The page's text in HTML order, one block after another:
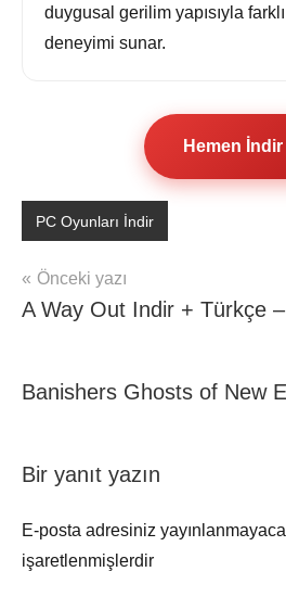
duygusal gerilim yapısıyla
deneyimi sunar.
Hemen İndir
PC Oyunları İndir
Yazı
gezinmesi
Önceki yazı
A Way Out Indir + Türkçe
Banishers Ghosts of New
Bir yanıt yazın
E-posta adresiniz
işaretlenmişlerdir